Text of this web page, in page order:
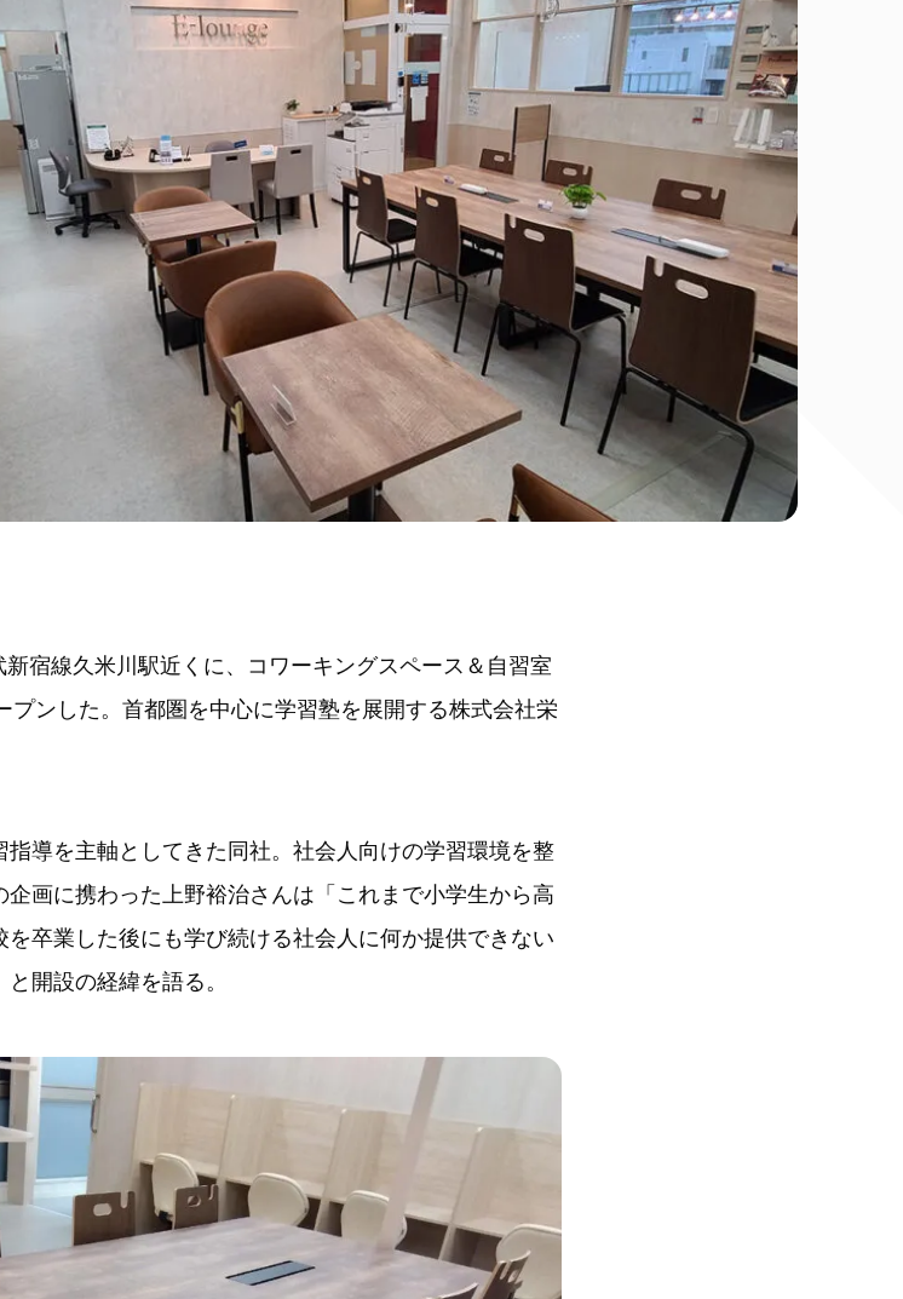
宿線久米川駅近くに、コワーキングスペース＆自習室
プンした。首都圏を中心に学習塾を展開する株式会社栄
導を主軸としてきた同社。社会人向けの学習環境を整
画に携わった上野裕治さんは「これまで小学生から高
卒業した後にも学び続ける社会人に何か提供できない
開設の経緯を語る。